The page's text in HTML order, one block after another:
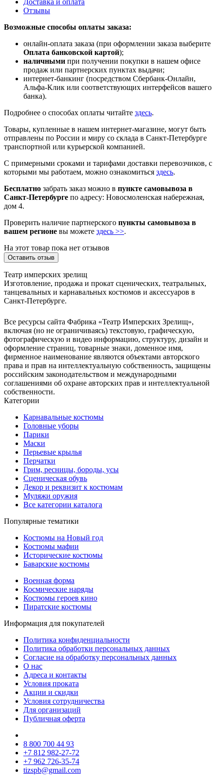
Доставка и оплата
Отзывы
Возможные способы оплаты заказа:
онлайн-оплата заказа (при оформлении заказа выберите
Оплата банковской картой);
наличными при получении покупки в нашем офисе
продаж или партнерских пунктах выдачи;
интернет-банкинг (посредством Сбербанк-Онлайн,
Альфа-Клик или соответствующих интерфейсов вашего
банка).
Подробнее о способах оплаты читайте здесь.
Товары, купленные в нашем интернет-магазине, могут быть
отправлены по России и миру со склада в Санкт-Петербурге
транспортной или курьерской компанией.
С примерными сроками и тарифами доставки перевозчиков, с
которыми мы работаем, можно ознакомиться здесь.
Бесплатно забрать заказ можно в пункте самовывоза в
Санкт-Петербурге по адресу: Новосмоленская набережная,
дом 4.
Проверить наличие партнерского пункты самовывоза в
вашем регионе вы можете здесь >>.
На этот товар пока нет отзывов
Оставить отзыв
Театр имперских зрелищ
Изготовление, продажа и прокат сценических, театральных,
танцевальных и карнавальных костюмов и аксессуаров в
Санкт-Петербурге.
Все ресурсы сайта Фабрика «Театр Имперских Зрелищ»,
включая (но не ограничиваясь) текстовую, графическую,
фотографическую и видео информацию, структуру, дизайн и
оформление страниц, товарные знаки, доменное имя,
фирменное наименование являются объектами авторского
права и прав на интеллектуальную собственность, защищены
российским законодательством и международными
соглашениями об охране авторских прав и интеллектуальной
собственности.
Категории
Карнавальные костюмы
Головные уборы
Парики
Маски
Перьевые крылья
Перчатки
Грим, ресницы, бороды, усы
Сценическая обувь
Декор и реквизит к костюмам
Муляжи оружия
Все категории каталога
Популярные тематики
Костюмы на Новый год
Костюмы мафии
Исторические костюмы
Баварские костюмы
Военная форма
Космические наряды
Костюмы героев кино
Пиратские костюмы
Информация для покупателей
Политика конфиденциальности
Политика обработки персональных данных
Согласие на обработку персональных данных
О нас
Адреса и контакты
Условия проката
Акции и скидки
Условия сотрудничества
Для организаций
Публичная оферта
8 800 700 44 93
+7 812 982-27-72
+7 962 726-35-74
tizspb@gmail.com